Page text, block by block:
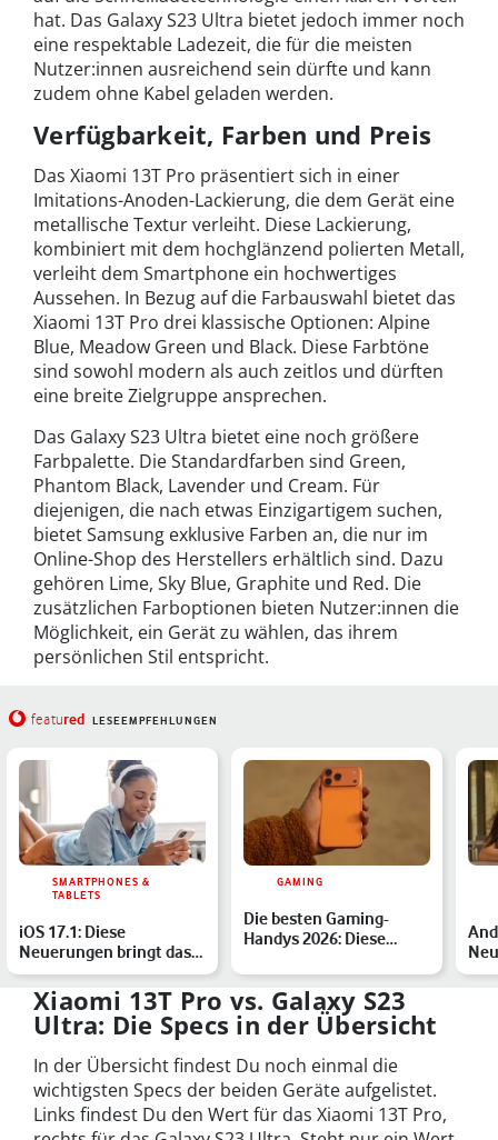
hat. Das Galaxy S23 Ultra bietet jedoch immer noch
eine respektable Ladezeit, die für die meisten
Nutzer:innen ausreichend sein dürfte und kann
zudem ohne Kabel geladen werden.
Verfügbarkeit, Farben und Preis
Das Xiaomi 13T Pro präsentiert sich in einer
Imitations-Anoden-Lackierung, die dem Gerät eine
metallische Textur verleiht. Diese Lackierung,
kombiniert mit dem hochglänzend polierten Metall,
verleiht dem Smartphone ein hochwertiges
Aussehen. In Bezug auf die Farbauswahl bietet das
Xiaomi 13T Pro drei klassische Optionen: Alpine
Blue, Meadow Green und Black. Diese Farbtöne
sind sowohl modern als auch zeitlos und dürften
eine breite Zielgruppe ansprechen.
Das Galaxy S23 Ultra bietet eine noch größere
Farbpalette. Die Standardfarben sind Green,
Phantom Black, Lavender und Cream. Für
diejenigen, die nach etwas Einzigartigem suchen,
bietet Samsung exklusive Farben an, die nur im
Online-Shop des Herstellers erhältlich sind. Dazu
gehören Lime, Sky Blue, Graphite und Red. Die
zusätzlichen Farboptionen bieten Nutzer:innen die
Möglichkeit, ein Gerät zu wählen, das ihrem
persönlichen Stil entspricht.
featured LESEEMPFEHLUNGEN
SMARTPHONES &
TABLETS
iOS 17.1: Diese
Neuerungen bringt das
Update auf Dein iPhone
GAMING
Die besten Gaming-
Handys 2026: Diese
Power
Xiaomi 13T Pro vs. Galaxy S23
Ultra: Die Specs in der Übersicht
In der Übersicht findest Du noch einmal die
wichtigsten Specs der beiden Geräte aufgelistet.
Links findest Du den Wert für das Xiaomi 13T Pro,